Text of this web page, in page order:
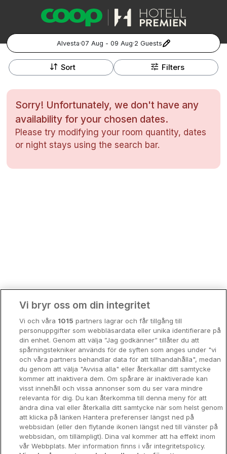
Alvesta·07 Aug - 09 Aug·2 Guests
Popular Destinations:
Stockholm
Göteborg
Sort Filters
+
−
Sorry! Unfortunately, we don't have any
availability for your chosen dates.
Please try modifying your room quantity, dates
or night stays using the search bar.
Kontakta ossVanliga frågorAllmänna villkor
Gift VouchersCoop.se Manage Preferences
Storstadsweekend
Hotellrum under 995 kr
Spahotell
Sydsverige
Om Hotellpremien
Nya hotell
Stadsweekend
Vi bryr oss om din integritet
Vi och våra 1015 partners lagrar och får tillgång till
personuppgifter som webbläsardata eller unika identifierare på
din enhet. Genom att välja ”Jag godkänner” tillåter du att
spårningstekniker används för de syften som anges under "vi
och våra partners behandlar data för att tillhandahålla", medan
du genom att välja "Avvisa alla" eller återkallar ditt samtycke
kommer att inaktivera dem. Om spårare är inaktiverade kan
visst innehåll och vissa annonser som du ser vara mindre
relevanta för dig. Du kan återkomma till denna meny för att
ändra dina val eller återkalla ditt samtycke när som helst genom
att klicka på länken Hantera preferenser längst ned på
webbsidan (eller den flytande ikonen längst ned till vänster på
webbsidan, om tillämpligt). Dina val kommer att ha effekt inom
vår Webbplats. Mer information finns i vår integritetspolicy.